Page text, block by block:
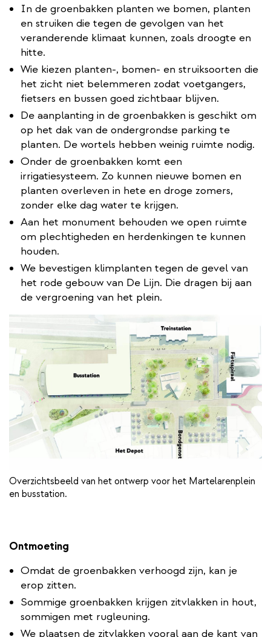
Overzichtsbeeld van het ontwerp voor het Martelarenplein
en busstation.
In de groenbakken planten we bomen, planten
en struiken die tegen de gevolgen van het
veranderende klimaat kunnen, zoals droogte en
hitte.
Wie kiezen planten-, bomen- en struiksoorten die
het zicht niet belemmeren zodat voetgangers,
fietsers en bussen goed zichtbaar blijven.
De aanplanting in de groenbakken is geschikt om
op het dak van de ondergrondse parking te
planten. De wortels hebben weinig ruimte nodig.
Onder de groenbakken komt een
irrigatiesysteem. Zo kunnen nieuwe bomen en
planten overleven in hete en droge zomers,
zonder elke dag water te krijgen.
Aan het monument behouden we open ruimte
om plechtigheden en herdenkingen te kunnen
houden.
We bevestigen klimplanten tegen de gevel van
het rode gebouw van De Lijn. Die dragen bij aan
de vergroening van het plein.
Ontmoeting
Omdat de groenbakken verhoogd zijn, kan je
erop zitten.
Sommige groenbakken krijgen zitvlakken in hout,
sommigen met rugleuning.
We plaatsen de zitvlakken vooral aan de kant van